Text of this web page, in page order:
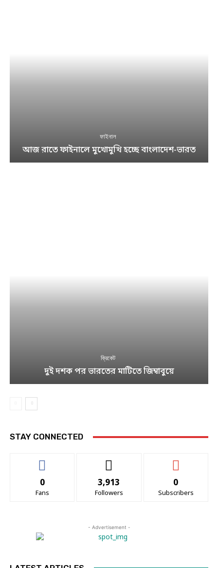
ফাইনাল
আজ রাতে ফাইনালে মুখোমুখি হচ্ছে বাংলাদেশ-ভারত
ক্রিকেট
দুই দশক পর ভারতের মাটিতে জিম্বাবুয়ে
STAY CONNECTED
0
Fans
3,913
Followers
0
Subscribers
- Advertisement -